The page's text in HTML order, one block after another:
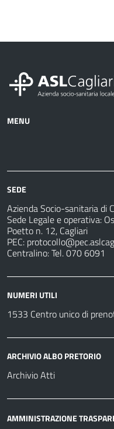
MENU
sanitarie
fare
SEDE
Azienda Socio-sanitaria di
Sede Legale e operativa:
Poetto n. 12, Cagliari
PEC:
Centralino: Tel. 070 6091
NUMERI UTILI
1533 Centro unico di
ARCHIVIO ALBO PRETORIO
Archivio Atti
AMMINISTRAZIONE